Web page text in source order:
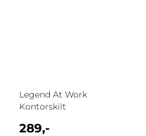
Legend At Work
Kontorskilt
289,-